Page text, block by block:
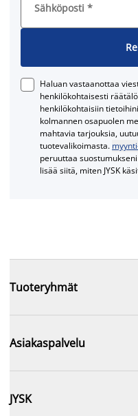
Sähköposti *
Haluan vastaanottaa
henkilökohtaisesti
henkilökohtaisiin
kolmannen osapuolen
mahtavia tarjouksia,
tuotevalikoimasta.
peruuttaa suostumukseni
lisää siitä, miten JYSK
Tuoteryhmät
Asiakaspalvelu
JYSK